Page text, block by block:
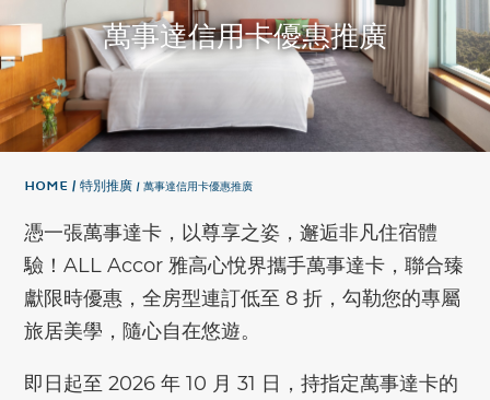
萬事達信用卡優惠推廣
Home 特別推廣 萬事達信用卡優惠推廣
憑一張萬事達卡，以尊享之姿，邂逅非凡住宿體
驗！ALL Accor 雅高心悅界攜手萬事達卡，聯合臻
獻限時優惠，全房型連訂低至 8 折，勾勒您的專屬
旅居美學，隨心自在悠遊。
即日起至 2026 年 10 月 31 日，持指定萬事達卡的